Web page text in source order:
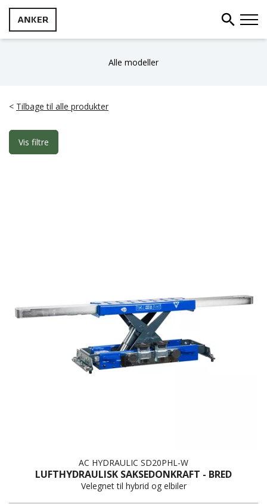
Alle modeller
< Tilbage til alle produkter
Vis filtre
AC HYDRAULIC SD20PHL-W
LUFTHYDRAULISK SAKSEDONKRAFT - BRED
Velegnet til hybrid og elbiler